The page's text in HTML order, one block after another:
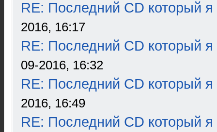
RE: Последний CD который я
2016, 16:17
RE: Последний CD который я
09-2016, 16:32
RE: Последний CD который я
2016, 16:49
RE: Последний CD который я